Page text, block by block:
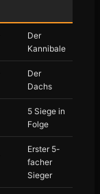
Der
Kannibale
Der
Dachs
5 Siege in
Folge
Erster 5-
facher
Sieger